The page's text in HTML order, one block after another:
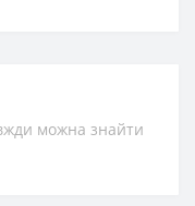
можна знайти